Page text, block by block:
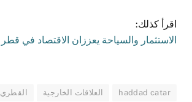
اقرأ كذلك:
الاستثمار والسياحة يعززان الاقتصاد في قطر
haddad catar العلاقات الخارجية القطري